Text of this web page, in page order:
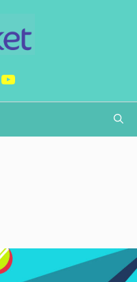
Youtube